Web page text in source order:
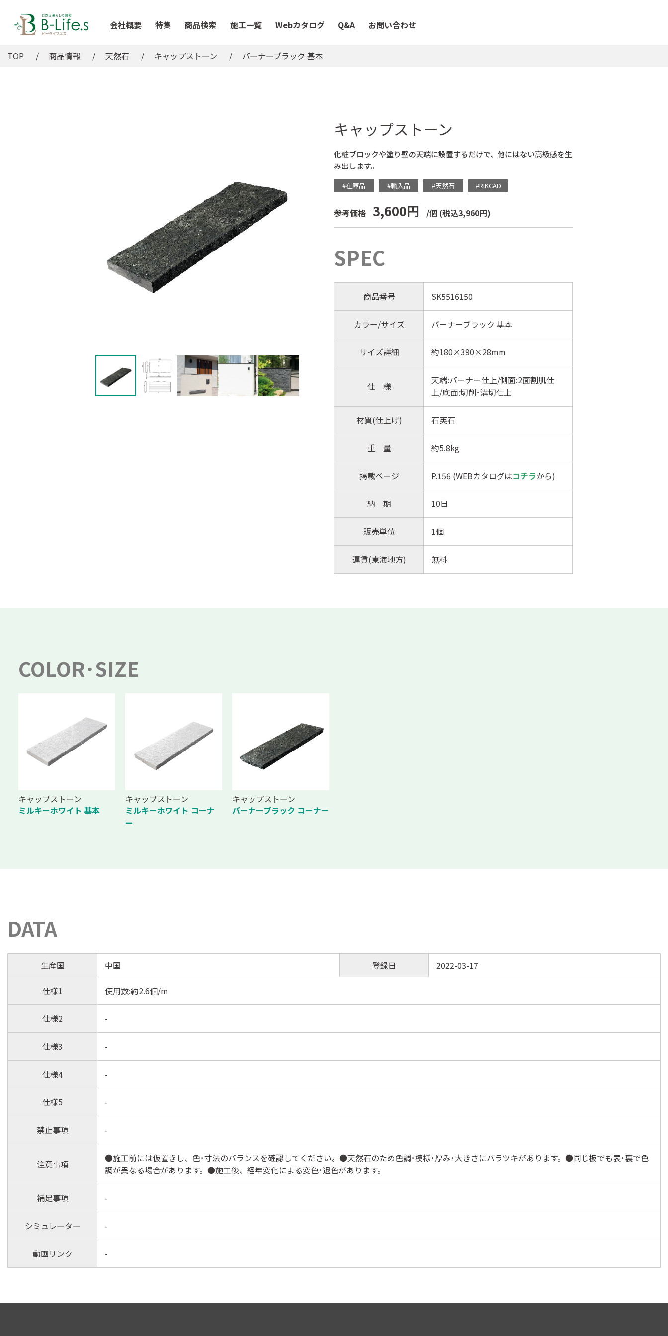
会社概要 特集 商品検索 施工一覧 Webカタログ Q&A お問い合わせ
TOP 商品情報 天然石 キャップストーン バーナーブラック 基本
キャップストーン
化粧ブロックや塗り壁の天端に設置するだけで、他にはない高級感を生
み出します。
#在庫品 #輸入品 #天然石 #RIKCAD
参考価格 3,600円 /個 (税込3,960円)
SPEC
商品番号 SK5516150
カラー/サイズ バーナーブラック 基本
サイズ詳細 約180×390×28mm
仕 様
天端:バーナー仕上/側面:2面割肌仕
上/底面:切削･溝切仕上
材質(仕上げ) 石英石
重 量 約5.8kg
掲載ページ P.156 (WEBカタログはコチラから)
納 期 10日
販売単位 1個
運賃(東海地方) 無料
COLOR･SIZE
キャップストーン
ミルキーホワイト 基本
キャップストーン
ミルキーホワイト コーナ
ー
キャップストーン
バーナーブラック コーナー
DATA
生産国 中国 登録日 2022-03-17
仕様1 使用数:約2.6個/m
仕様2 -
仕様3 -
仕様4 -
仕様5 -
禁止事項 -
注意事項
●施工前には仮置きし、色･寸法のバランスを確認してください。●天然石のため色調･模様･厚み･大きさにバラツキがあります。●同じ板でも表･裏で色
調が異なる場合があります。●施工後、経年変化による変色･退色があります。
補足事項 -
シミュレーター -
動画リンク -